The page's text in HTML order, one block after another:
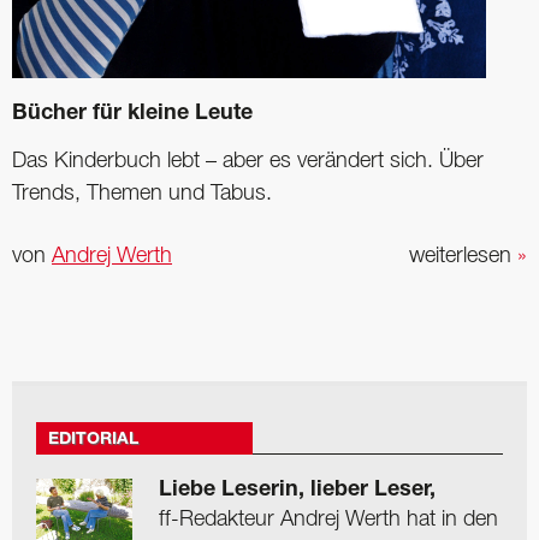
Bücher für kleine Leute
Das Kinderbuch lebt – aber es verändert sich. Über
Trends, Themen und Tabus.
weiterlesen »
von Andrej Werth
EDITORIAL
Liebe Leserin, lieber Leser,
ff-Redakteur Andrej Werth hat in den